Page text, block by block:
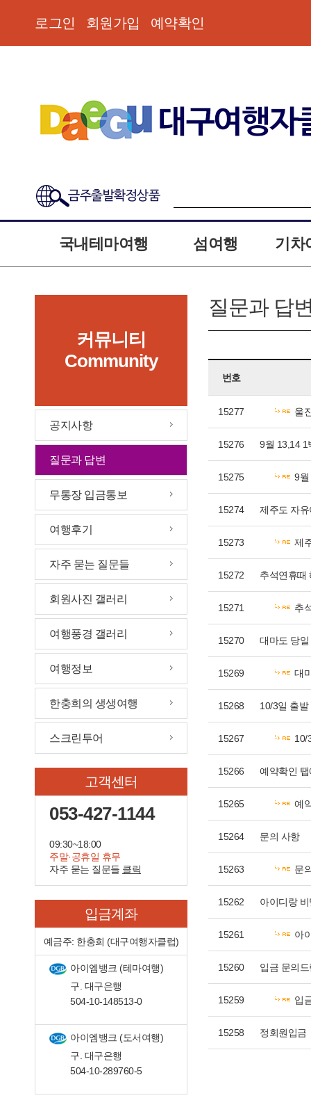
로그인 회원가입 예약확인
금주출발확정상품
국내테마여행 섬여행 기차
커뮤니티
Community
공지사항
질문과 답변
무통장 입금통보
여행후기
자주 묻는 질문들
회원사진 갤러리
여행풍경 갤러리
여행정보
한충희의 생생여행
스크린투어
고객센터
053-427-1144
09:30~18:00
주말·공휴일 휴무
자주 묻는 질문들 클릭
입금계좌
예금주: 한충희 (대구여행자클럽)
아이엠뱅크 (테마여행)
구. 대구은행
504-10-148513-0
아이엠뱅크 (도서여행)
구. 대구은행
504-10-289760-5
질문과 답
번호
15277 울
15276 9월 13,14 1
15275 9월
15274 제주도 자
15273 제
15272 추석연휴때
15271 추
15270 대마도 당
15269 대
15268 10/3일 출
15267 10/
15266 예약확인
15265 예
15264 문의 사항
15263 문
15262 아이디랑
15261 아
15260 입금 문의
15259 입
15258 정회원입금